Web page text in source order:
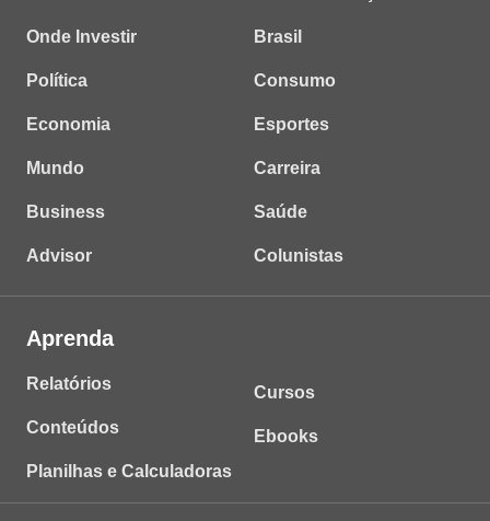
Onde Investir
Política
Economia
Mundo
Business
Advisor
Brasil
Consumo
Esportes
Carreira
Saúde
Colunistas
Aprenda
Relatórios
Conteúdos
Planilhas e Calculadoras
Cursos
Ebooks